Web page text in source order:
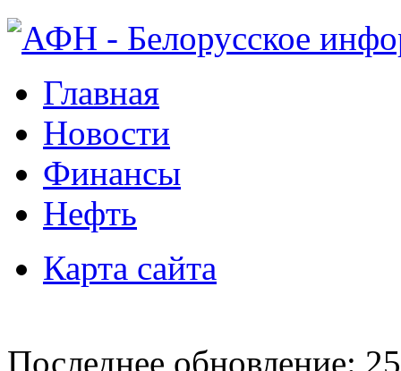
Главная
Новости
Финансы
Нефть
Карта сайта
Последнее обновление: